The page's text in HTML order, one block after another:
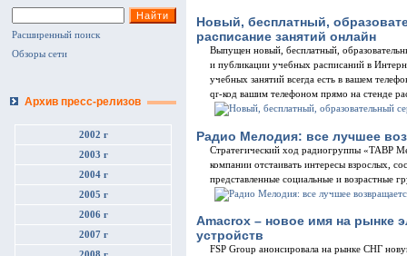
Расширенный поиск
Обзоры сети
Архив пресс-релизов
2002 г
2003 г
2004 г
2005 г
2006 г
2007 г
Новый, бесплатный,
расписание занятий онлайн
Выпущен новый, бесплатный,
и публикации учебных расписаний в
учебных занятий всегда есть в вашем
qr-код вашим телефоном прямо на стенде
Радио Мелодия: все лучшее
Стратегический ход радиогруппы «ТАВР
компании отстаивать интересы взрослых,
представленные социальные и возрастные
Amacrox – новое имя на рынке
устройств
FSP Group анонсировала на рынке СНГ